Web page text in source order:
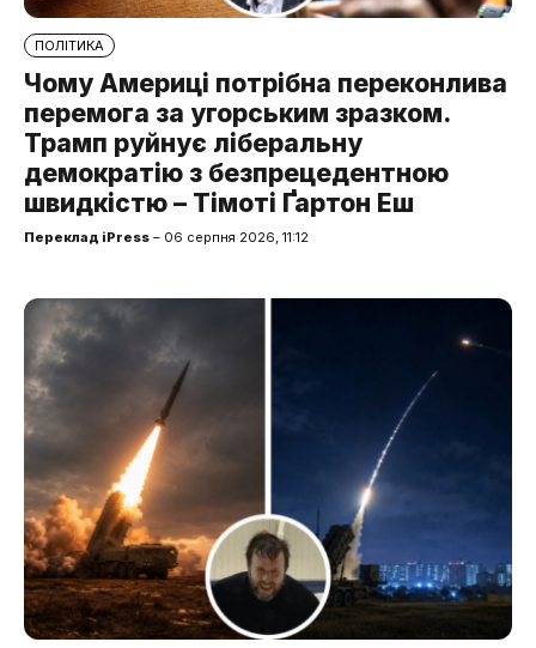
ПОЛІТИКА
Чому Америці потрібна переконлива
перемога за угорським зразком.
Трамп руйнує ліберальну
демократію з безпрецедентною
швидкістю – Тімоті Ґартон Еш
Переклад iPress – 06 серпня 2026, 11:12